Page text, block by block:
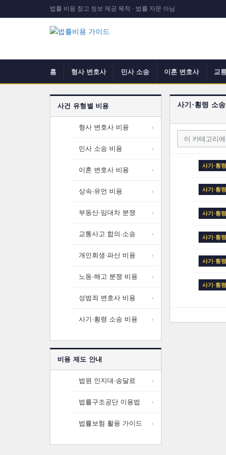
법률 비용 참고 정보 제공 목적 · 법률 자문 아님
홈 형사 변호사 민사 소송 이혼 변호사 교
사건 유형별 비용
형사 변호사 비용
민사 소송 비용
이혼 변호사 비용
상속·유언 비용
부동산·임대차 분쟁
교통사고 합의·소송
개인회생·파산 비용
노동·해고 분쟁 비용
성범죄 변호사 비용
사기·횡령 소송 비용
비용 제도 안내
법원 인지대·송달료
법률구조공단 이용법
법률보험 활용 가이드
사기·횡령 소
사기·횡
사기·횡
사기·횡
사기·횡
사기·횡
사기·횡